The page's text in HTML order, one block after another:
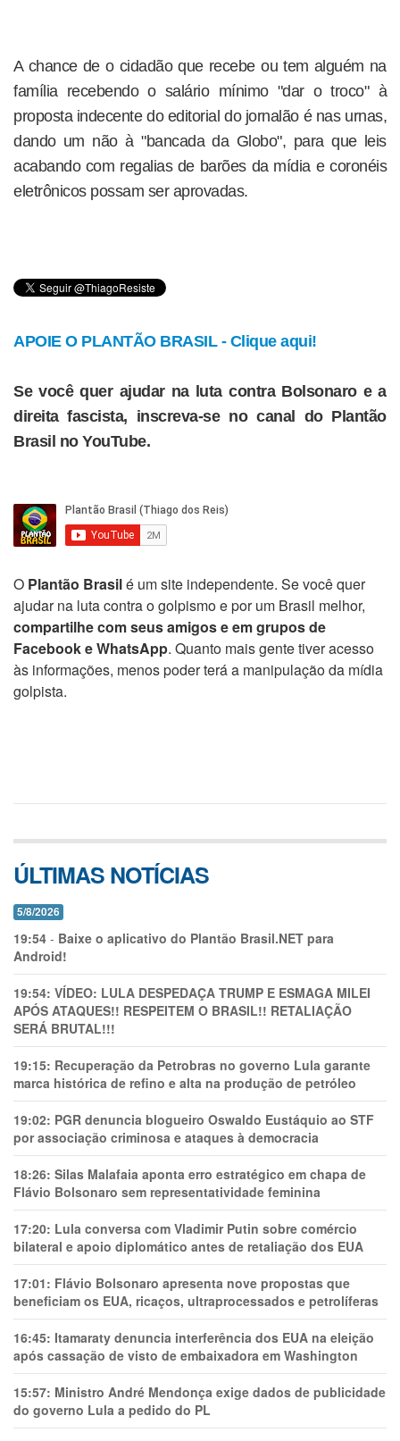
A chance de o cidadão que recebe ou tem alguém na
família recebendo o salário mínimo "dar o troco" à
proposta indecente do editorial do jornalão é nas urnas,
dando um não à "bancada da Globo", para que leis
acabando com regalias de barões da mídia e coronéis
eletrônicos possam ser aprovadas.
APOIE O PLANTÃO BRASIL - Clique aqui!
Se você quer ajudar na luta contra Bolsonaro e a
direita fascista, inscreva-se no canal do Plantão
Brasil no YouTube.
O Plantão Brasilé um site independente. Se você quer
ajudar na luta contra o golpismo e por um Brasil melhor,
compartilhe com seus amigos e em grupos de
Facebook e WhatsApp. Quanto mais gente tiver acesso
às informações, menos poder terá a manipulação da mídia
golpista.
ÚLTIMAS NOTÍCIAS
5/8/2026
19:54 - Baixe o aplicativo do Plantão Brasil.NET para
Android!
19:54: VÍDEO: LULA DESPEDAÇA TRUMP E ESMAGA MILEI
APÓS ATAQUES!! RESPEITEM O BRASIL!! RETALIAÇÃO
SERÁ BRUTAL!!!
19:15: Recuperação da Petrobras no governo Lula garante
marca histórica de refino e alta na produção de petróleo
19:02: PGR denuncia blogueiro Oswaldo Eustáquio ao STF
por associação criminosa e ataques à democracia
18:26: Silas Malafaia aponta erro estratégico em chapa de
Flávio Bolsonaro sem representatividade feminina
17:20: Lula conversa com Vladimir Putin sobre comércio
bilateral e apoio diplomático antes de retaliação dos EUA
17:01: Flávio Bolsonaro apresenta nove propostas que
beneficiam os EUA, ricaços, ultraprocessados e petrolíferas
16:45: Itamaraty denuncia interferência dos EUA na eleição
após cassação de visto de embaixadora em Washington
15:57: Ministro André Mendonça exige dados de publicidade
do governo Lula a pedido do PL